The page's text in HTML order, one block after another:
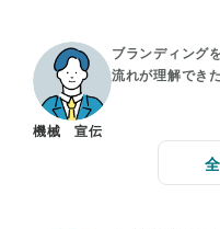
ブランディング
流れが理解でき
機械 宣伝